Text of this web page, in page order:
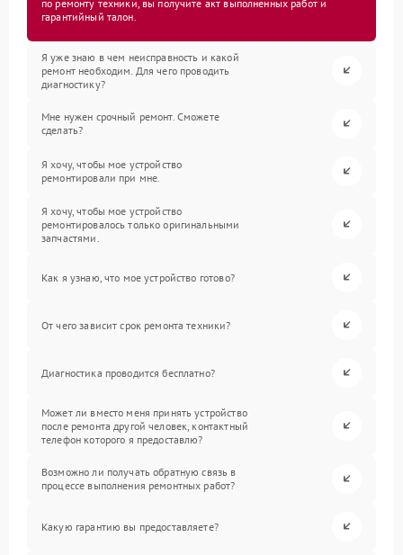
по ремонту техники, вы получите акт выполненных работ и
гарантийный талон.
Я уже знаю в чем неисправность и какой
ремонт необходим. Для чего проводить
диагностику?
Мне нужен срочный ремонт. Сможете
сделать?
Я хочу, чтобы мое устройство
ремонтировали при мне.
Я хочу, чтобы мое устройство
ремонтировалось только оригинальными
запчастями.
Как я узнаю, что мое устройство готово?
От чего зависит срок ремонта техники?
Диагностика проводится бесплатно?
Может ли вместо меня принять устройство
после ремонта другой человек, контактный
телефон которого я предоставлю?
Возможно ли получать обратную связь в
процессе выполнения ремонтных работ?
Какую гарантию вы предоставляете?